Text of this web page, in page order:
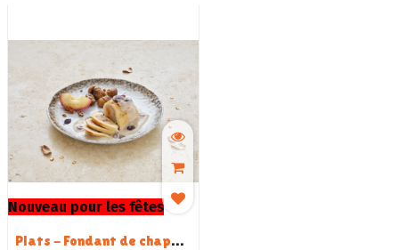
Nouveau pour les fêtes
Plats - Fondant de chapon farci, sauce porto et cranberries - 1,720 kg